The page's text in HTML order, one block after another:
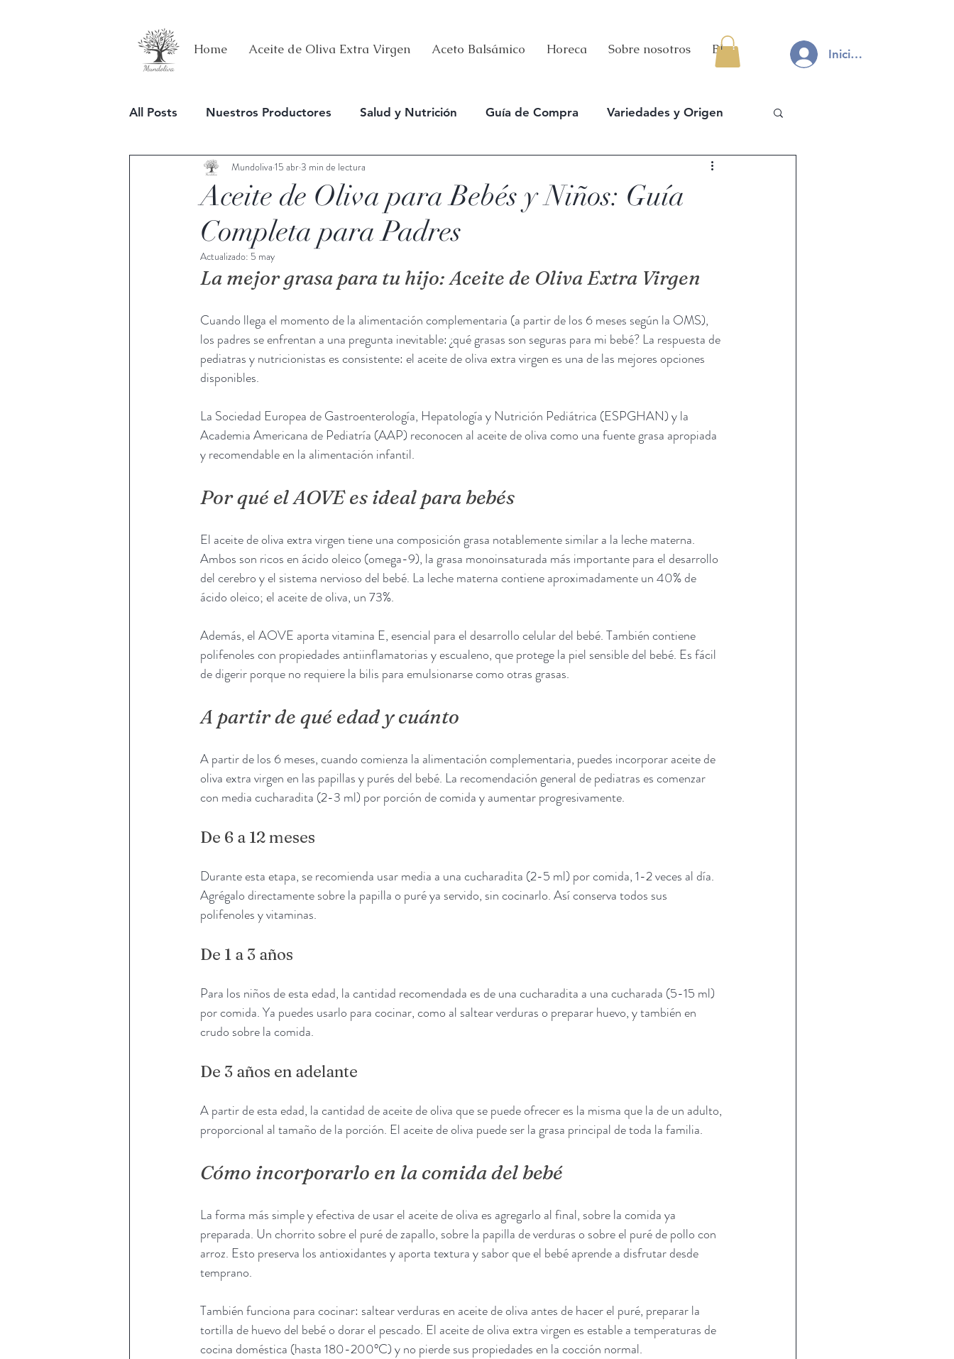
Home Aceite de Oliva Extra Virgen Aceto Balsámico Horeca Sobre nosotros Blog Iniciar sesión
All Posts Nuestros Productores Salud y Nutrición Guía de Compra Variedades y Origen
Estilo de vida
Aceite de Oliva para Bebés y Niños: Guía
Completa para Padres
Mundoliva 15 abr3 min de lectura
Actualizado: 5 may
La mejor grasa para tu hijo: Aceite de Oliva Extra Virgen
Cuando llega el momento de la alimentación complementaria (a partir de los 6 meses según la OMS),
los padres se enfrentan a una pregunta inevitable: ¿qué grasas son seguras para mi bebé? La respuesta de
pediatras y nutricionistas es consistente: el aceite de oliva extra virgen es una de las mejores opciones
disponibles.
La Sociedad Europea de Gastroenterología, Hepatología y Nutrición Pediátrica (ESPGHAN) y la
Academia Americana de Pediatría (AAP) reconocen al aceite de oliva como una fuente grasa apropiada
y recomendable en la alimentación infantil.
Por qué el AOVE es ideal para bebés
El aceite de oliva extra virgen tiene una composición grasa notablemente similar a la leche materna.
Ambos son ricos en ácido oleico (omega-9), la grasa monoinsaturada más importante para el desarrollo
del cerebro y el sistema nervioso del bebé. La leche materna contiene aproximadamente un 40% de
ácido oleico; el aceite de oliva, un 73%.
Además, el AOVE aporta vitamina E, esencial para el desarrollo celular del bebé. También contiene
polifenoles con propiedades antiinflamatorias y escualeno, que protege la piel sensible del bebé. Es fácil
de digerir porque no requiere la bilis para emulsionarse como otras grasas.
A partir de qué edad y cuánto
A partir de los 6 meses, cuando comienza la alimentación complementaria, puedes incorporar aceite de
oliva extra virgen en las papillas y purés del bebé. La recomendación general de pediatras es comenzar
con media cucharadita (2-3 ml) por porción de comida y aumentar progresivamente.
De 6 a 12 meses
Durante esta etapa, se recomienda usar media a una cucharadita (2-5 ml) por comida, 1-2 veces al día.
Agrégalo directamente sobre la papilla o puré ya servido, sin cocinarlo. Así conserva todos sus
polifenoles y vitaminas.
De 1 a 3 años
Para los niños de esta edad, la cantidad recomendada es de una cucharadita a una cucharada (5-15 ml)
por comida. Ya puedes usarlo para cocinar, como al saltear verduras o preparar huevo, y también en
crudo sobre la comida.
De 3 años en adelante
A partir de esta edad, la cantidad de aceite de oliva que se puede ofrecer es la misma que la de un adulto,
proporcional al tamaño de la porción. El aceite de oliva puede ser la grasa principal de toda la familia.
Cómo incorporarlo en la comida del bebé
La forma más simple y efectiva de usar el aceite de oliva es agregarlo al final, sobre la comida ya
preparada. Un chorrito sobre el puré de zapallo, sobre la papilla de verduras o sobre el puré de pollo con
arroz. Esto preserva los antioxidantes y aporta textura y sabor que el bebé aprende a disfrutar desde
temprano.
También funciona para cocinar: saltear verduras en aceite de oliva antes de hacer el puré, preparar la
tortilla de huevo del bebé o dorar el pescado. El aceite de oliva extra virgen es estable a temperaturas de
cocina doméstica (hasta 180-200°C) y no pierde sus propiedades en la cocción normal.